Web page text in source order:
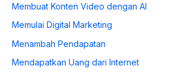
Membuat Konten Video dengan AI
Memulai Digital Marketing
Menambah Pendapatan
Mendapatkan Uang dari Internet